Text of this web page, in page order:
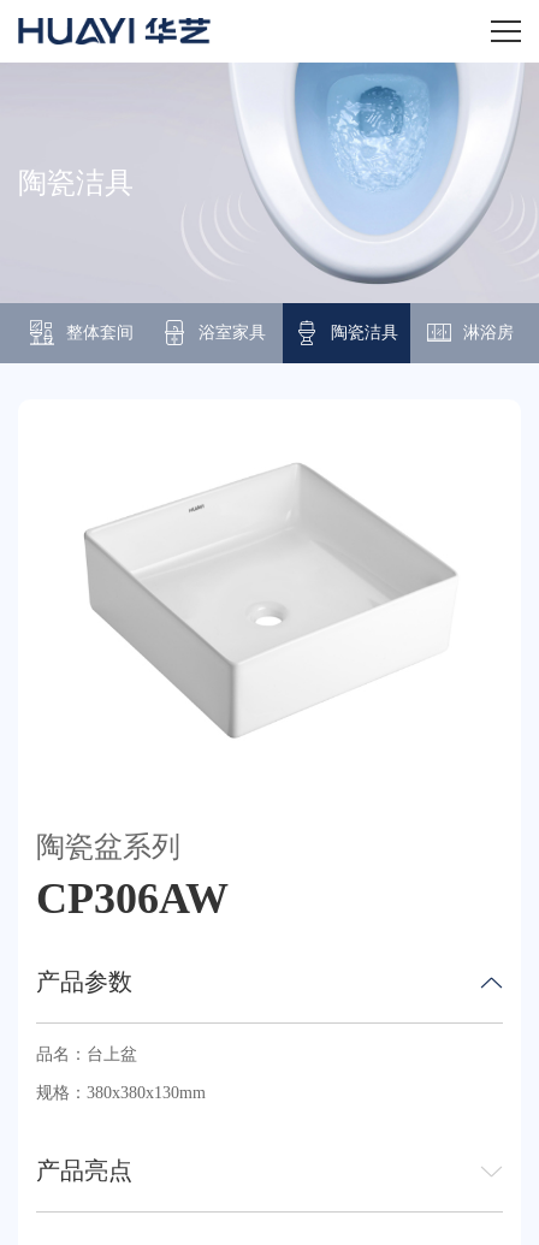
关于华艺
新闻资讯
招商加盟
荣誉体系
联系我们
陶瓷洁具
整体套间 浴室家具 陶瓷洁具 淋浴房
陶瓷盆系列
CP306AW
产品参数
品名：台上盆
规格：380x380x130mm
产品亮点